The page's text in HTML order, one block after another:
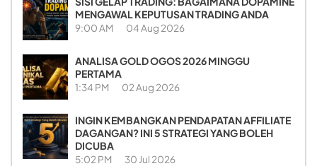
MENGAWAL KEPUTUSAN TRADING ANDA
9:00 AM 04 Aug 2026
ANALISA GOLD OGOS 2026 MINGGU
PERTAMA
1:34 PM 02 Aug 2026
INGIN KEMBANGKAN PENDAPATAN AFFILIATE
DAGANGAN? INI 5 STRATEGI YANG BOLEH
DICUBA
5:02 PM 30 Jul 2026